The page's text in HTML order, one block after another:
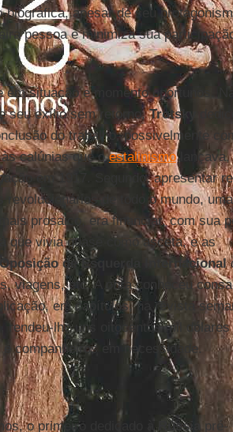
apesar de seu
pessoa e minimiza sua
em situação e momento oportunos.
seu exílio sem retorno,Trotsky
do trabalho, possivelmente
calúnias que oestalinismolançava,
em 1917. Segundo, apresentar
revolucionários de todo o mundo,
prosaico, era financiar, com sua
que vivia quase como asceta, e as
de Esquerda Internacional
viagens, etc. A obra conheceu
em capítulos, na revista
, rendeu-lhe uns oitocentos mil
companheiros em necessidade.
o primeiro dedicado à Rússia
pré-